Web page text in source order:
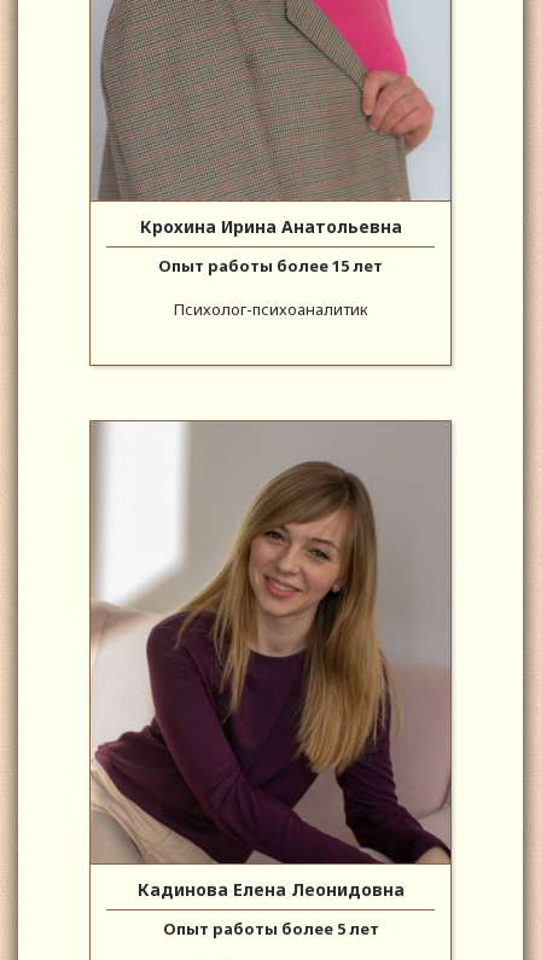
Крохина Ирина Анатольевна
Опыт работы более 15 лет
Психолог-психоаналитик
Кадинова Елена Леонидовна
Опыт работы более 5 лет